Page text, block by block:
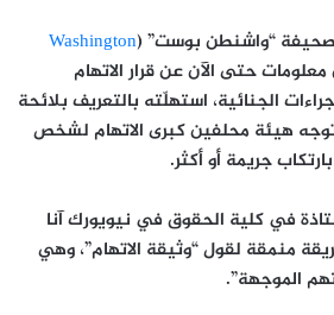
“واشنطن بوست” (Washington
معلومات حتى الآن عن قرار الاتهام
الجنائية، استهلّته بالتعريف بلائحة
توجه هيئة محلفين كبرى الاتهام لشخص
جريمة أو أكثر.
في كلية الحقوق في نيويورك آنا
منمقة لقول “وثيقة الاتهام”، وهي
الموجهة”.